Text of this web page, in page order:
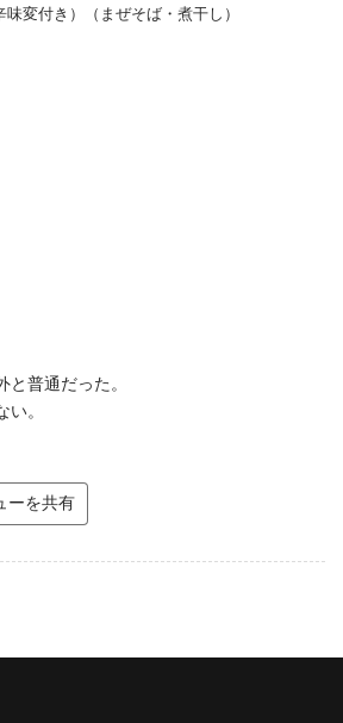
変付き）（まぜそば・煮干し）
普通だった。
。
ーを共有